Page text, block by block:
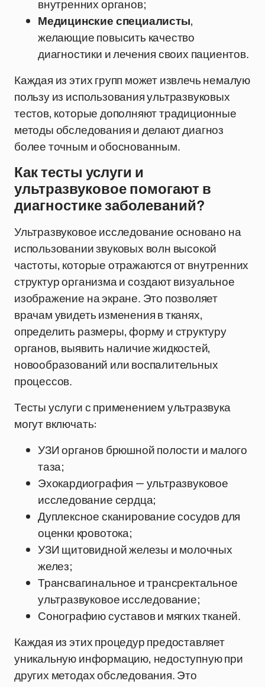
внутренних органов;
Медицинские специалисты,
желающие повысить качество
диагностики и лечения своих пациентов.
Каждая из этих групп может извлечь немалую
пользу из использования ультразвуковых
тестов, которые дополняют традиционные
методы обследования и делают диагноз
более точным и обоснованным.
Как тесты услуги и
ультразвуковое помогают в
диагностике заболеваний?
Ультразвуковое исследование основано на
использовании звуковых волн высокой
частоты, которые отражаются от внутренних
структур организма и создают визуальное
изображение на экране. Это позволяет
врачам увидеть изменения в тканях,
определить размеры, форму и структуру
органов, выявить наличие жидкостей,
новообразований или воспалительных
процессов.
Тесты услуги с применением ультразвука
могут включать:
УЗИ органов брюшной полости и малого
таза;
Эхокардиография — ультразвуковое
исследование сердца;
Дуплексное сканирование сосудов для
оценки кровотока;
УЗИ щитовидной железы и молочных
желез;
Трансвагинальное и трансректальное
ультразвуковое исследование;
Сонографию суставов и мягких тканей.
Каждая из этих процедур предоставляет
уникальную информацию, недоступную при
других методах обследования. Это